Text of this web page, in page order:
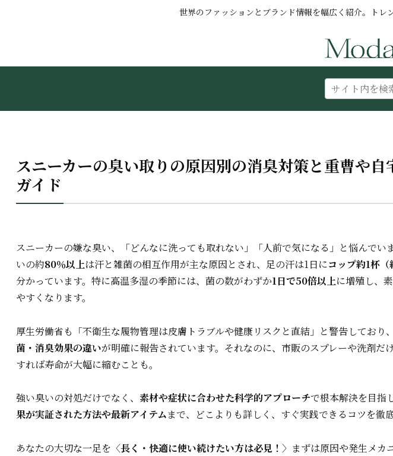
世界のファッションとブランド情報を幅広く紹介。トレ
スニーカーの臭い取りの原因別の消臭対策と重曹や
ガイド
スニーカーの嫌な臭い、「どんなに洗っても取れない」「人前で気になる」と悩んでい
いの約80％以上は汗と雑菌の相互作用が主な原因とされ、足の汗は1日にコップ約1杯（
分かっています。特に高温多湿の季節には、菌の数がわずか1日で50倍以上に増殖し、
やすくなります。
厚生労働省も「不衛生な履物管理は皮膚トラブルや健康リスクと直結」と警告しており
菌・消臭効果の違いが明確に報告されています。それなのに、市販のスプレーや洗剤だ
すれば寿命が大幅に縮むことも。
強い臭いの対処だけでなく、 素材や症状に合わせた科学的アプローチで根本解決を目指
果が実証された方法や最新アイテムまで、どこよりも詳しく、すぐ実践できるコツを徹底
あなたの大切な一足を 〈長く・快適に使い続けたい方は必見！〉 まずは原因や発生メカ